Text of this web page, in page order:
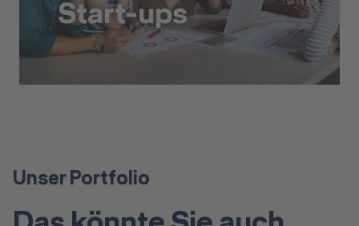
Start-ups
Start-ups
Unser Portfolio